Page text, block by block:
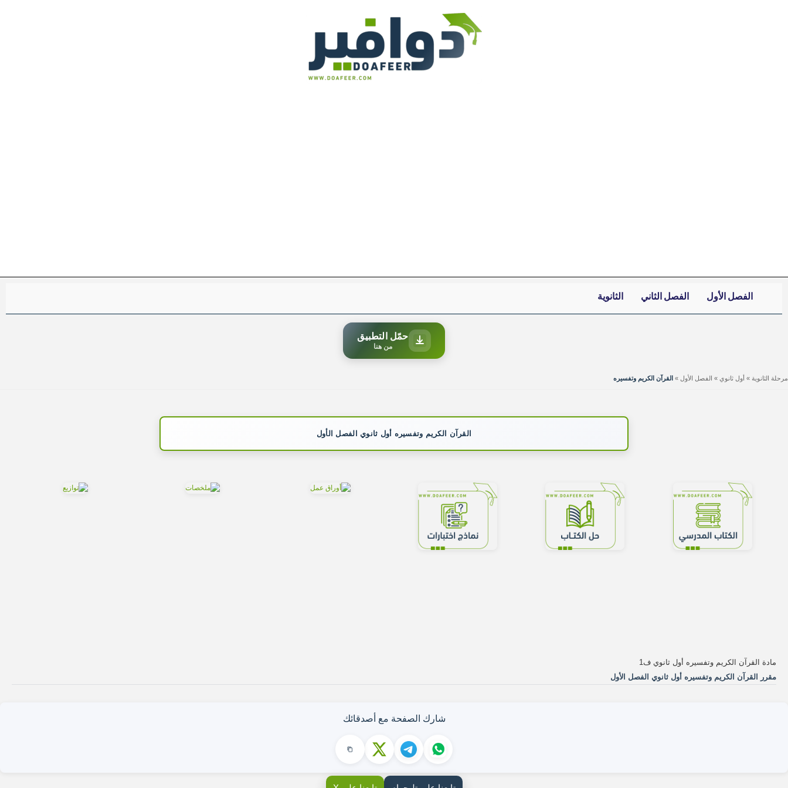
الفصل الأول الفصل الثاني الثانوية
حمّل التطبيق
من هنا
مرحلة الثانوية » أول ثانوي » الفصل الأول » القرآن الكريم وتفسيره
القرآن الكريم وتفسيره أول ثانوي الفصل الأول
مادة القرآن الكريم وتفسيره أول ثانوي ف1
مقرر القرآن الكريم وتفسيره أول ثانوي الفصل الأول
شارك الصفحة مع أصدقائك